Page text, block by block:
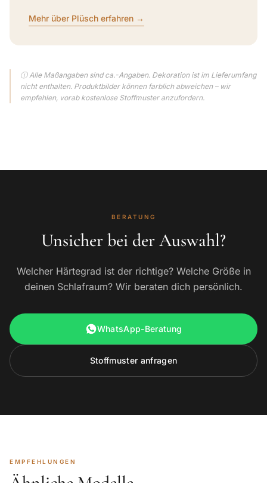
Mehr über Plüsch erfahren →
ⓘ Alle Maßangaben sind ca.-Angaben. Dekoration ist im Lieferumfang
nicht enthalten. Produktbilder können farblich abweichen – wir
empfehlen, vorab kostenlose Stoffmuster anzufordern.
BERATUNG
Unsicher bei der Auswahl?
Welcher Härtegrad ist der richtige? Welche Größe in
deinen Schlafraum? Wir beraten dich persönlich.
WhatsApp-Beratung
Stoffmuster anfragen
EMPFEHLUNGEN